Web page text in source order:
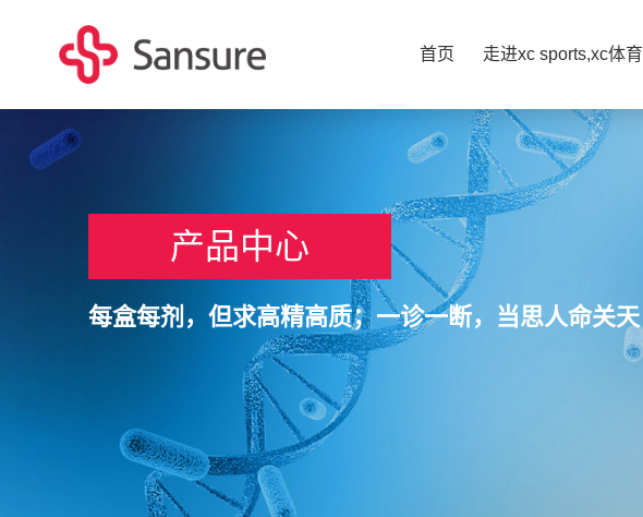
首页 走进xc sports,xc体育
产品中心
每盒每剂，但求高精高质；一诊一断，当思人命关天